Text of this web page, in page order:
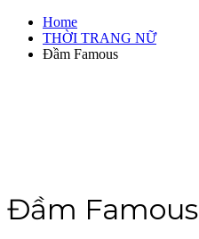
Home
THỜI TRANG NỮ
Đầm Famous
Đầm Famous